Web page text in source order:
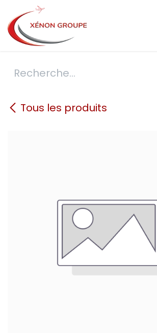
Se rendre au contenu
Tous les produits